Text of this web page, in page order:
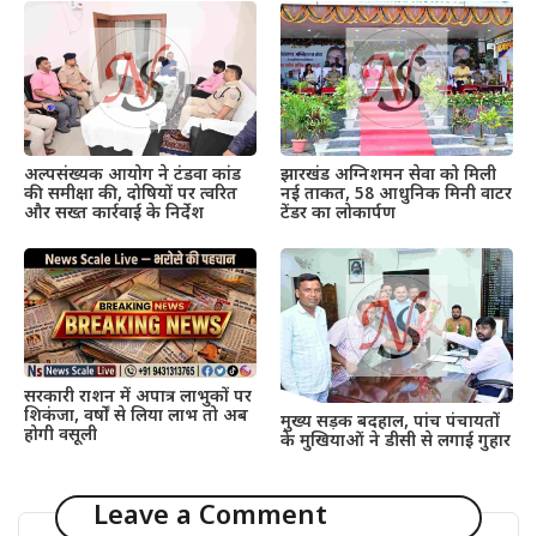
अल्पसंख्यक आयोग ने टंडवा कांड
की समीक्षा की, दोषियों पर त्वरित
और सख्त कार्रवाई के निर्देश
झारखंड अग्निशमन सेवा को मिली
नई ताकत, 58 आधुनिक मिनी वाटर
टेंडर का लोकार्पण
सरकारी राशन में अपात्र लाभुकों पर
शिकंजा, वर्षों से लिया लाभ तो अब
होगी वसूली
मुख्य सड़क बदहाल, पांच पंचायतों
के मुखियाओं ने डीसी से लगाई गुहार
Leave a Comment